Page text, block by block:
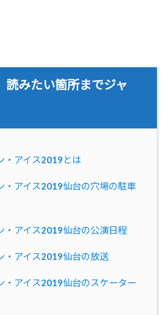
読みたい箇所までジャ
・アイス2019とは
・アイス2019仙台の穴場の駐車
・アイス2019仙台の公演日程
・アイス2019仙台の放送
・アイス2019仙台のスケーター